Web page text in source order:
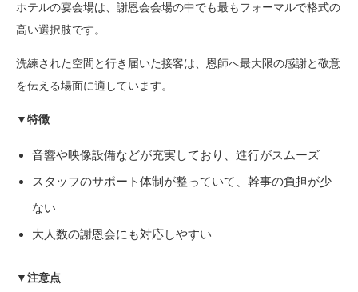
ホテルの宴会場は、謝恩会会場の中でも最もフォーマルで格式の
高い選択肢です。
洗練された空間と行き届いた接客は、恩師へ最大限の感謝と敬意
を伝える場面に適しています。
▼特徴
音響や映像設備などが充実しており、進行がスムーズ
スタッフのサポート体制が整っていて、幹事の負担が少
ない
大人数の謝恩会にも対応しやすい
▼注意点